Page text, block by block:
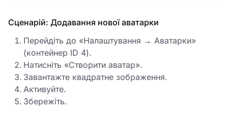
Сценарій: Додавання нової аватарки
Перейдіть до «Налаштування → Аватарки»
(контейнер ID 4).
Натисніть «Створити аватар».
Завантажте квадратне зображення.
Активуйте.
Збережіть.